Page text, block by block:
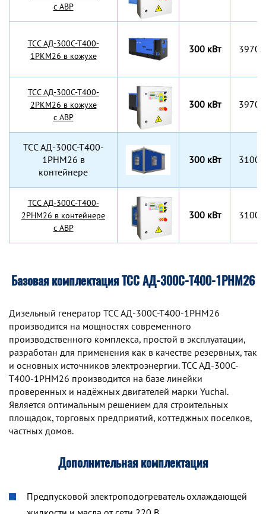
с АВР
TCC АД-300С-Т400-
1РКМ26 в кожухе
300 кВт
TCC АД-300С-Т400-
2РКМ26 в кожухе
с АВР
300 кВт
TCC АД-300С-Т400-
1РНМ26 в
контейнере
300 кВт
TCC АД-300С-Т400-
2РНМ26 в контейнере
с АВР
300 кВт
Базовая комплектация ТСС АД-300С-Т400-1РНМ26
Дизельный генератор TCC АД-300С-Т400-1РНМ26
производится на мощностях современного
производственного комплекса, простой в эксплуатации,
разработан для применения как в качестве резервных, так
и основных источников электроэнергии. TCC АД-300С-
Т400-1РНМ26 производится на базе линейки
проверенных и надёжных двигателей марки Yuchai.
Является оптимальным решением для строительных
площадок, торговых предприятий, коттеджных поселков,
частных домов.
Дополнительная комплектация
Предпусковой электроподогреватель охлаждающей